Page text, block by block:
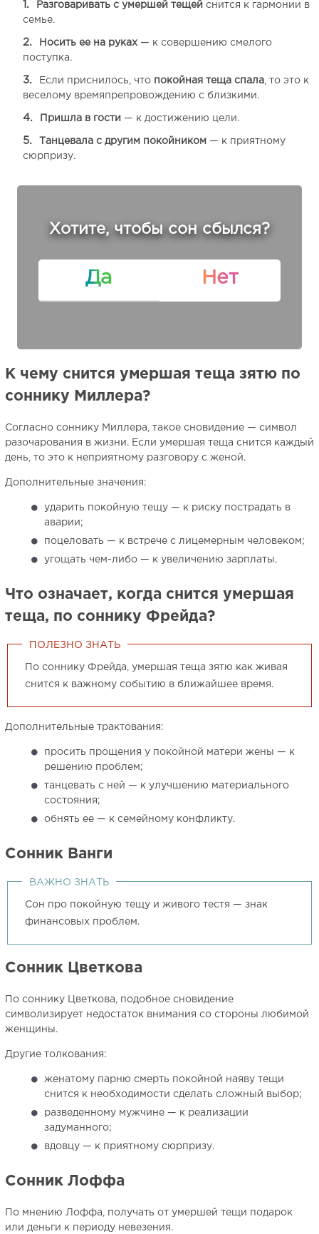
Разговаривать с умершей тещей снится к гармонии в
семье.
Носить ее на руках— к совершению смелого
поступка.
Если приснилось, что покойная теща спала, то это к
веселому времяпрепровождению с близкими.
Пришла в гости — к достижению цели.
Танцевала с другим покойником — к приятному
сюрпризу.
Хотите, чтобы сон сбылся?
Да Нет
К чему снится умершая теща зятю по
соннику Миллера?
Согласно соннику Миллера, такое сновидение — символ
разочарования в жизни. Если умершая теща снится каждый
день, то это к неприятному разговору с женой.
Дополнительные значения:
ударить покойную тещу — к риску пострадать в
аварии;
поцеловать — к встрече с лицемерным человеком;
угощать чем-либо — к увеличению зарплаты.
Что означает, когда снится умершая
теща, по соннику Фрейда?
ПОЛЕЗНО ЗНАТЬ
По соннику Фрейда, умершая теща зятю как живая
снится к важному событию в ближайшее время.
Дополнительные трактования:
просить прощения у покойной матери жены — к
решению проблем;
танцевать с ней — к улучшению материального
состояния;
обнять ее — к семейному конфликту.
Сонник Ванги
ВАЖНО ЗНАТЬ
Сон про покойную тещу и живого тестя — знак
финансовых проблем.
Сонник Цветкова
По соннику Цветкова, подобное сновидение
символизирует недостаток внимания со стороны любимой
женщины.
Другие толкования:
женатому парню смерть покойной наяву тещи
снится к необходимости сделать сложный выбор;
разведенному мужчине — к реализации
задуманного;
вдовцу — к приятному сюрпризу.
Сонник Лоффа
По мнению Лоффа, получать от умершей тещи подарок
или деньги к периоду невезения.